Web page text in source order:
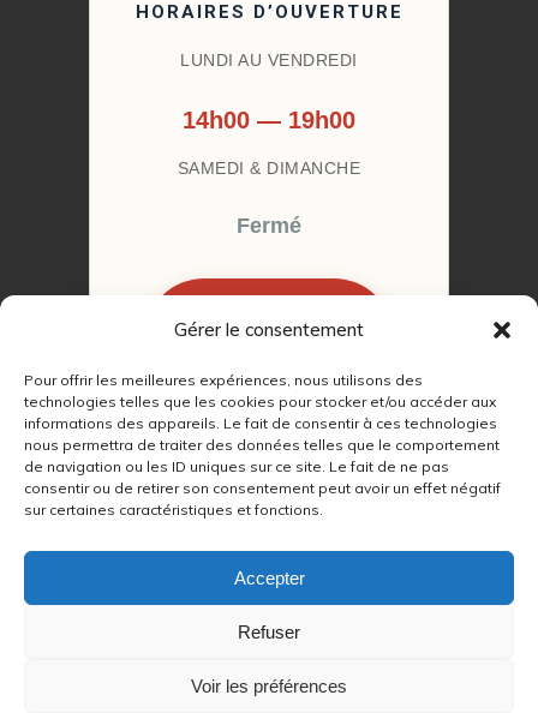
Gérer le consentement
Pour offrir les meilleures expériences, nous utilisons des
technologies telles que les cookies pour stocker et/ou accéder aux
informations des appareils. Le fait de consentir à ces technologies
nous permettra de traiter des données telles que le comportement
de navigation ou les ID uniques sur ce site. Le fait de ne pas
consentir ou de retirer son consentement peut avoir un effet négatif
sur certaines caractéristiques et fonctions.
Accepter
Refuser
Voir les préférences
HORAIRES D’OUVERTURE
LUNDI AU VENDREDI
14h00 — 19h00
SAMEDI & DIMANCHE
Fermé
RENDEZ-VOUS
© 2022 – 2026Autour du Feu 77
RGPD
lien|